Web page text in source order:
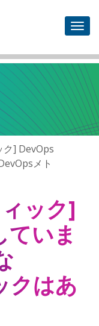
ク] DevOps
メト
ック]
いま
クはあ